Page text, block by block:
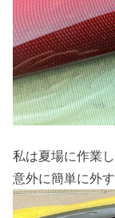
私は夏場に作業
意外に簡単に外